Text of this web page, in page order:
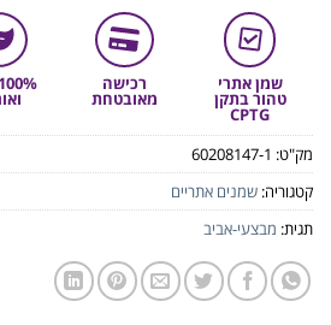
שמן אתרי
טהור בתקן
CPTG
רכישה
מאובטחת
מק"ט: 60208147-1
קטגוריה: שמנים אתריים
תגית: מבצעי-אביב